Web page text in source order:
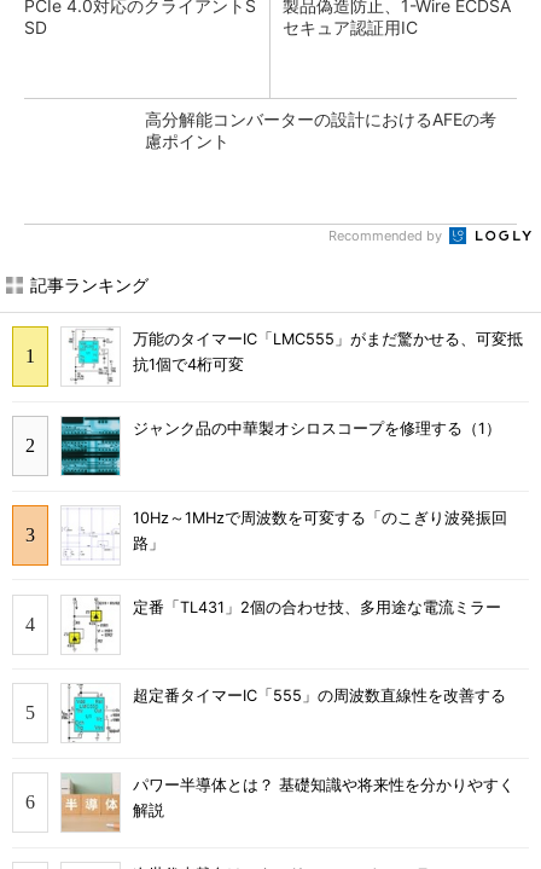
PCIe 4.0対応のクライアントS
SD
製品偽造防止、1-Wire ECDSA
セキュア認証用IC
高分解能コンバーターの設計におけるAFEの考
慮ポイント
Recommended by
記事ランキング
万能のタイマーIC「LMC555」がまだ驚かせる、可変抵
抗1個で4桁可変
ジャンク品の中華製オシロスコープを修理する（1）
10Hz～1MHzで周波数を可変する「のこぎり波発振回
路」
定番「TL431」2個の合わせ技、多用途な電流ミラー
超定番タイマーIC「555」の周波数直線性を改善する
パワー半導体とは？ 基礎知識や将来性を分かりやすく
解説